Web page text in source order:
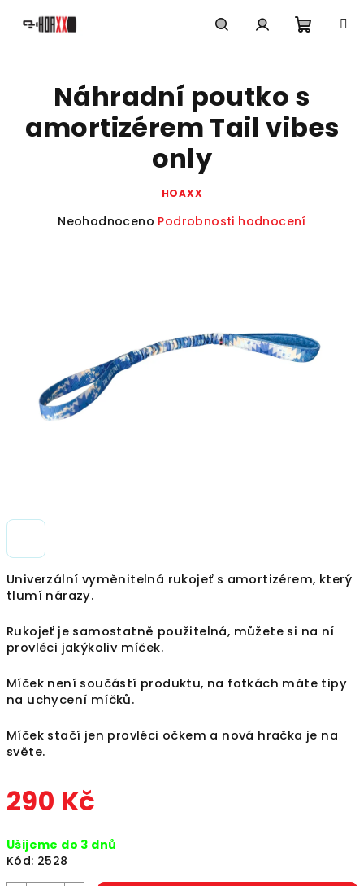
košík
Univerzální vyměnitelná rukojeť s amortizérem, který
tlumí nárazy.
Rukojeť je samostatně použitelná, můžete si na ní
provléci jakýkoliv míček.
Míček není součástí produktu, na fotkách máte tipy
na uchycení míčků.
Míček stačí jen provléci očkem a nová hračka je na
světe.
290 Kč
cena:
Ušijeme do 3 dnů
Kód: 2528
Náhradní poutko s
amortizérem Tail vibes
only
HOAXX
PrůměrnéNeohodnoceno Podrobnosti hodnocení